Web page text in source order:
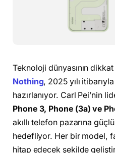
Teknoloji dünyasının
Nothing, 2025 yılı
hazırlanıyor. Carl Pei’nin
Phone 3, Phone (3a) ve
akıllı telefon pazarına
hedefliyor. Her bir model,
hitap edecek şekilde